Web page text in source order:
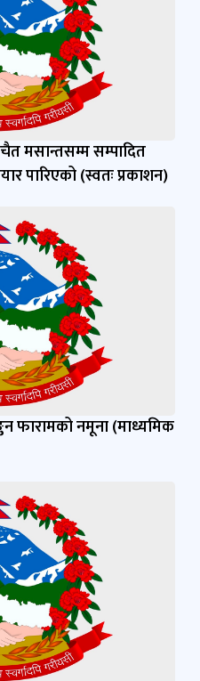
मसान्तसम्म सम्पादित
पारिएको (स्वतः प्रकाशन)
फारामको नमूना (माध्यमिक